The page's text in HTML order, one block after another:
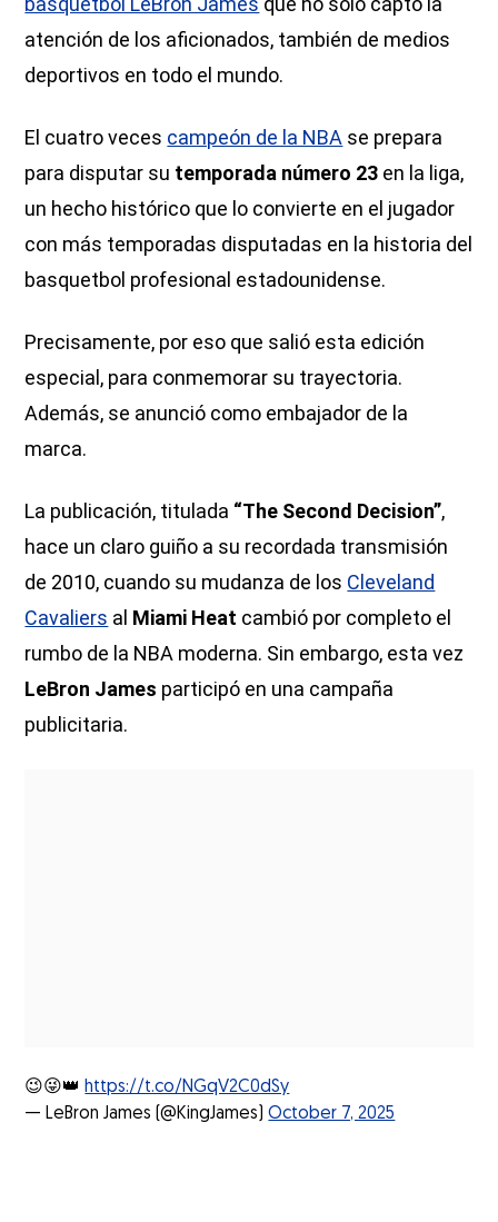
atención de los aficionados, también de medios
deportivos en todo el mundo.
El cuatro veces campeón de la NBA se prepara
para disputar su temporada número 23 en la liga,
un hecho histórico que lo convierte en el jugador
con más temporadas disputadas en la historia del
basquetbol profesional estadounidense.
Precisamente, por eso que salió esta edición
especial, para conmemorar su trayectoria.
Además, se anunció como embajador de la
marca.
La publicación, titulada “The Second Decision”,
hace un claro guiño a su recordada transmisión
de 2010, cuando su mudanza de los Cleveland
Cavaliers al Miami Heat cambió por completo el
rumbo de la NBA moderna. Sin embargo, esta vez
LeBron James participó en una campaña
publicitaria.
😉😜👑 https://t.co/NGqV2C0dSy
— LeBron James (@KingJames)October 7, 2025